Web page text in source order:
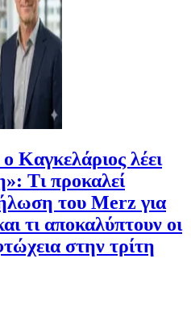
Καγκελάριος λέει
Τι προκαλεί
του Merz για
τι αποκαλύπτουν οι
στην τρίτη